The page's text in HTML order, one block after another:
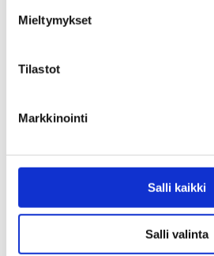
Mieltymykset
Tilastot
Markkinointi
Salli kaikki
Salli valinta
toiminta vuosina 2020-2025